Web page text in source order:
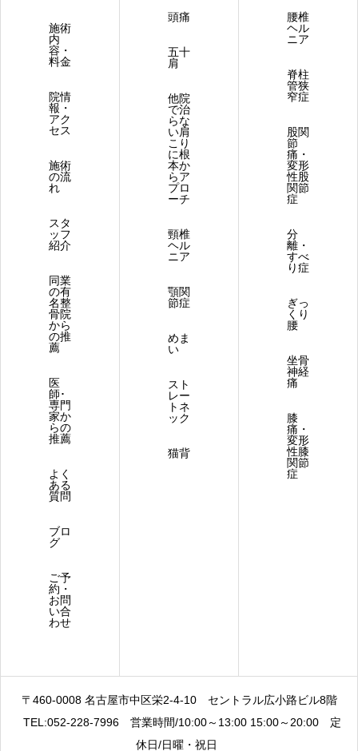
施術
内
容・
料金
院情
報・
アク
セス
施術
の流
れ
スタ
ッフ
紹介
同業
の有
名整
骨院
から
の推
薦
医
師･
専門
家か
らの
推薦
よく
ある
質問
ブロ
グ
ご予
約・
お問
い合
わせ
頭痛
五十
肩
他院
で治
らな
い肩
こり
に根
本か
らア
プロ
ーチ
頸椎
ヘル
ニア
顎関
節症
めま
い
スト
レー
トネ
ック
猫背
腰椎
ヘル
ニア
脊柱
管狭
窄症
股関
節
痛・
変形
性股
関節
症
分
離・
すべ
り症
ぎっ
くり
腰
坐骨
神経
痛
膝
痛・
変形
性膝
関節
症
〒460-0008 名古屋市中区栄2-4-10
セントラル広小路ビル8階
TEL:052-228-7996
営業時間/10:00～13:00 15:00～20:00
定
休日/日曜・祝日